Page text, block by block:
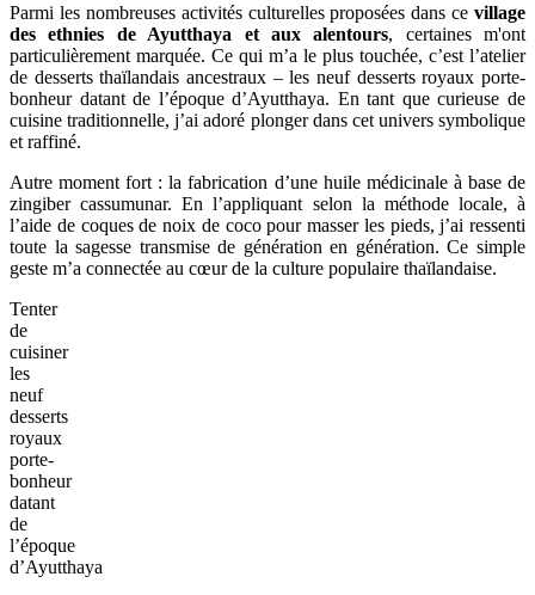
Parmi les nombreuses activités culturelles proposées dans ce village
des ethnies de Ayutthaya et aux alentours, certaines m'ont
particulièrement marquée. Ce qui m’a le plus touchée, c’est l’atelier
de desserts thaïlandais ancestraux – les neuf desserts royaux porte-
bonheur datant de l’époque d’Ayutthaya. En tant que curieuse de
cuisine traditionnelle, j’ai adoré plonger dans cet univers symbolique
et raffiné.
Autre moment fort : la fabrication d’une huile médicinale à base de
zingiber cassumunar. En l’appliquant selon la méthode locale, à
l’aide de coques de noix de coco pour masser les pieds, j’ai ressenti
toute la sagesse transmise de génération en génération. Ce simple
geste m’a connectée au cœur de la culture populaire thaïlandaise.
Tenter
de
cuisiner
les
neuf
desserts
royaux
porte-
bonheur
datant
de
l’époque
d’Ayutthaya